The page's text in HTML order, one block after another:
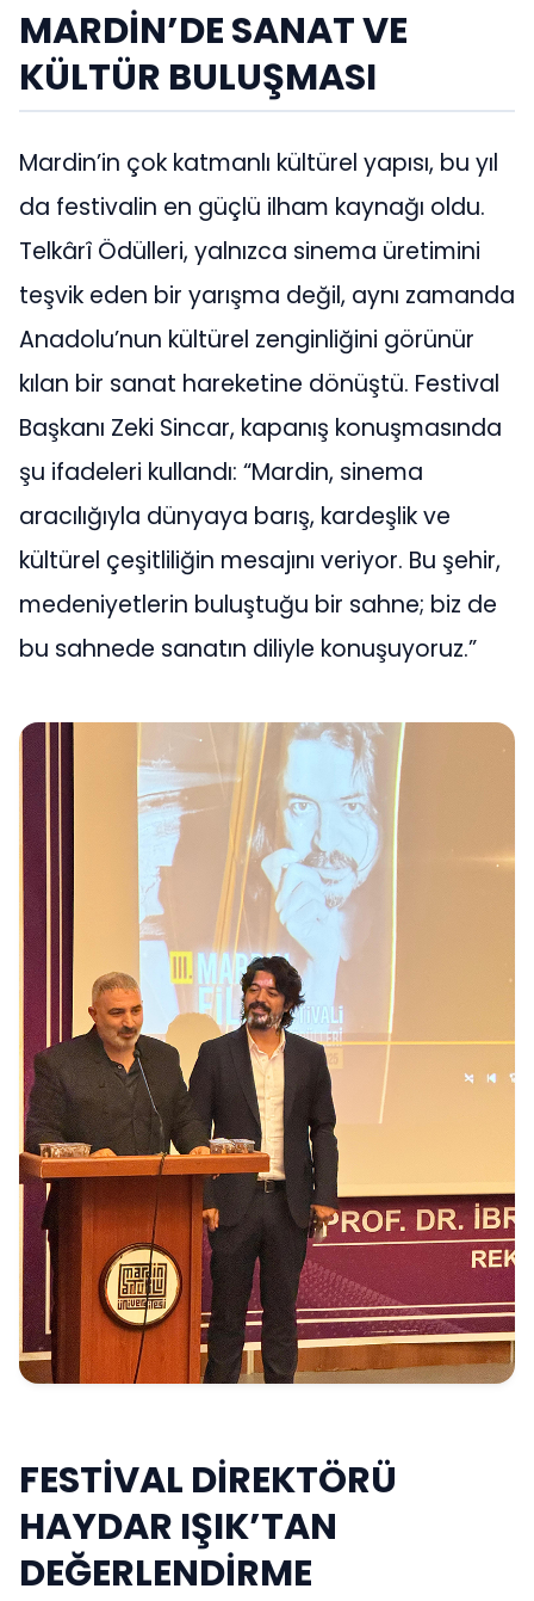
MARDİN’DE SANAT VE
KÜLTÜR BULUŞMASI
Mardin’in çok katmanlı kültürel yapısı, bu yıl
da festivalin en güçlü ilham kaynağı oldu.
Telkârî Ödülleri, yalnızca sinema üretimini
teşvik eden bir yarışma değil, aynı zamanda
Anadolu’nun kültürel zenginliğini görünür
kılan bir sanat hareketine dönüştü. Festival
Başkanı Zeki Sincar, kapanış konuşmasında
şu ifadeleri kullandı: “Mardin, sinema
aracılığıyla dünyaya barış, kardeşlik ve
kültürel çeşitliliğin mesajını veriyor. Bu şehir,
medeniyetlerin buluştuğu bir sahne; biz de
bu sahnede sanatın diliyle konuşuyoruz.”
FESTİVAL DİREKTÖRÜ
HAYDAR IŞIK’TAN
DEĞERLENDİRME